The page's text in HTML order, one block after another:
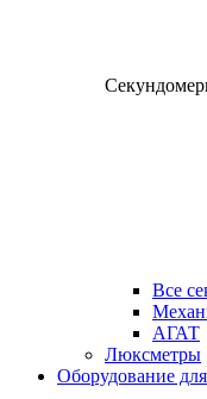
Все
АГАТ
Люксметры
Оборудование